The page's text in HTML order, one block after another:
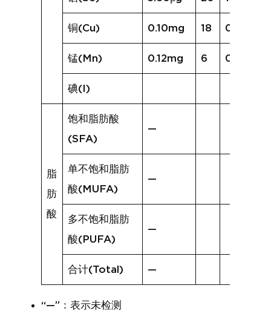
铜(Cu) 0.10mg 18 0.41mg
锰(Mn) 0.12mg 6 0.12mg
碘(I)
脂
肪
酸
饱和脂肪酸
(SFA)
—
单不饱和脂肪
酸(MUFA)
—
多不饱和脂肪
酸(PUFA)
—
合计(Total) —
“—”：表示未检测